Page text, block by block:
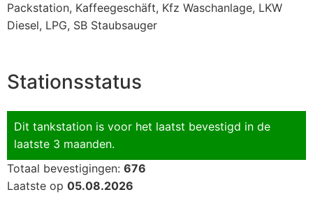
Packstation, Kaffeegeschäft, Kfz Waschanlage, LKW
Diesel, LPG, SB Staubsauger
Stationsstatus
Dit tankstation is voor het laatst bevestigd in de
laatste 3 maanden.
Totaal bevestigingen: 676
Laatste op 05.08.2026